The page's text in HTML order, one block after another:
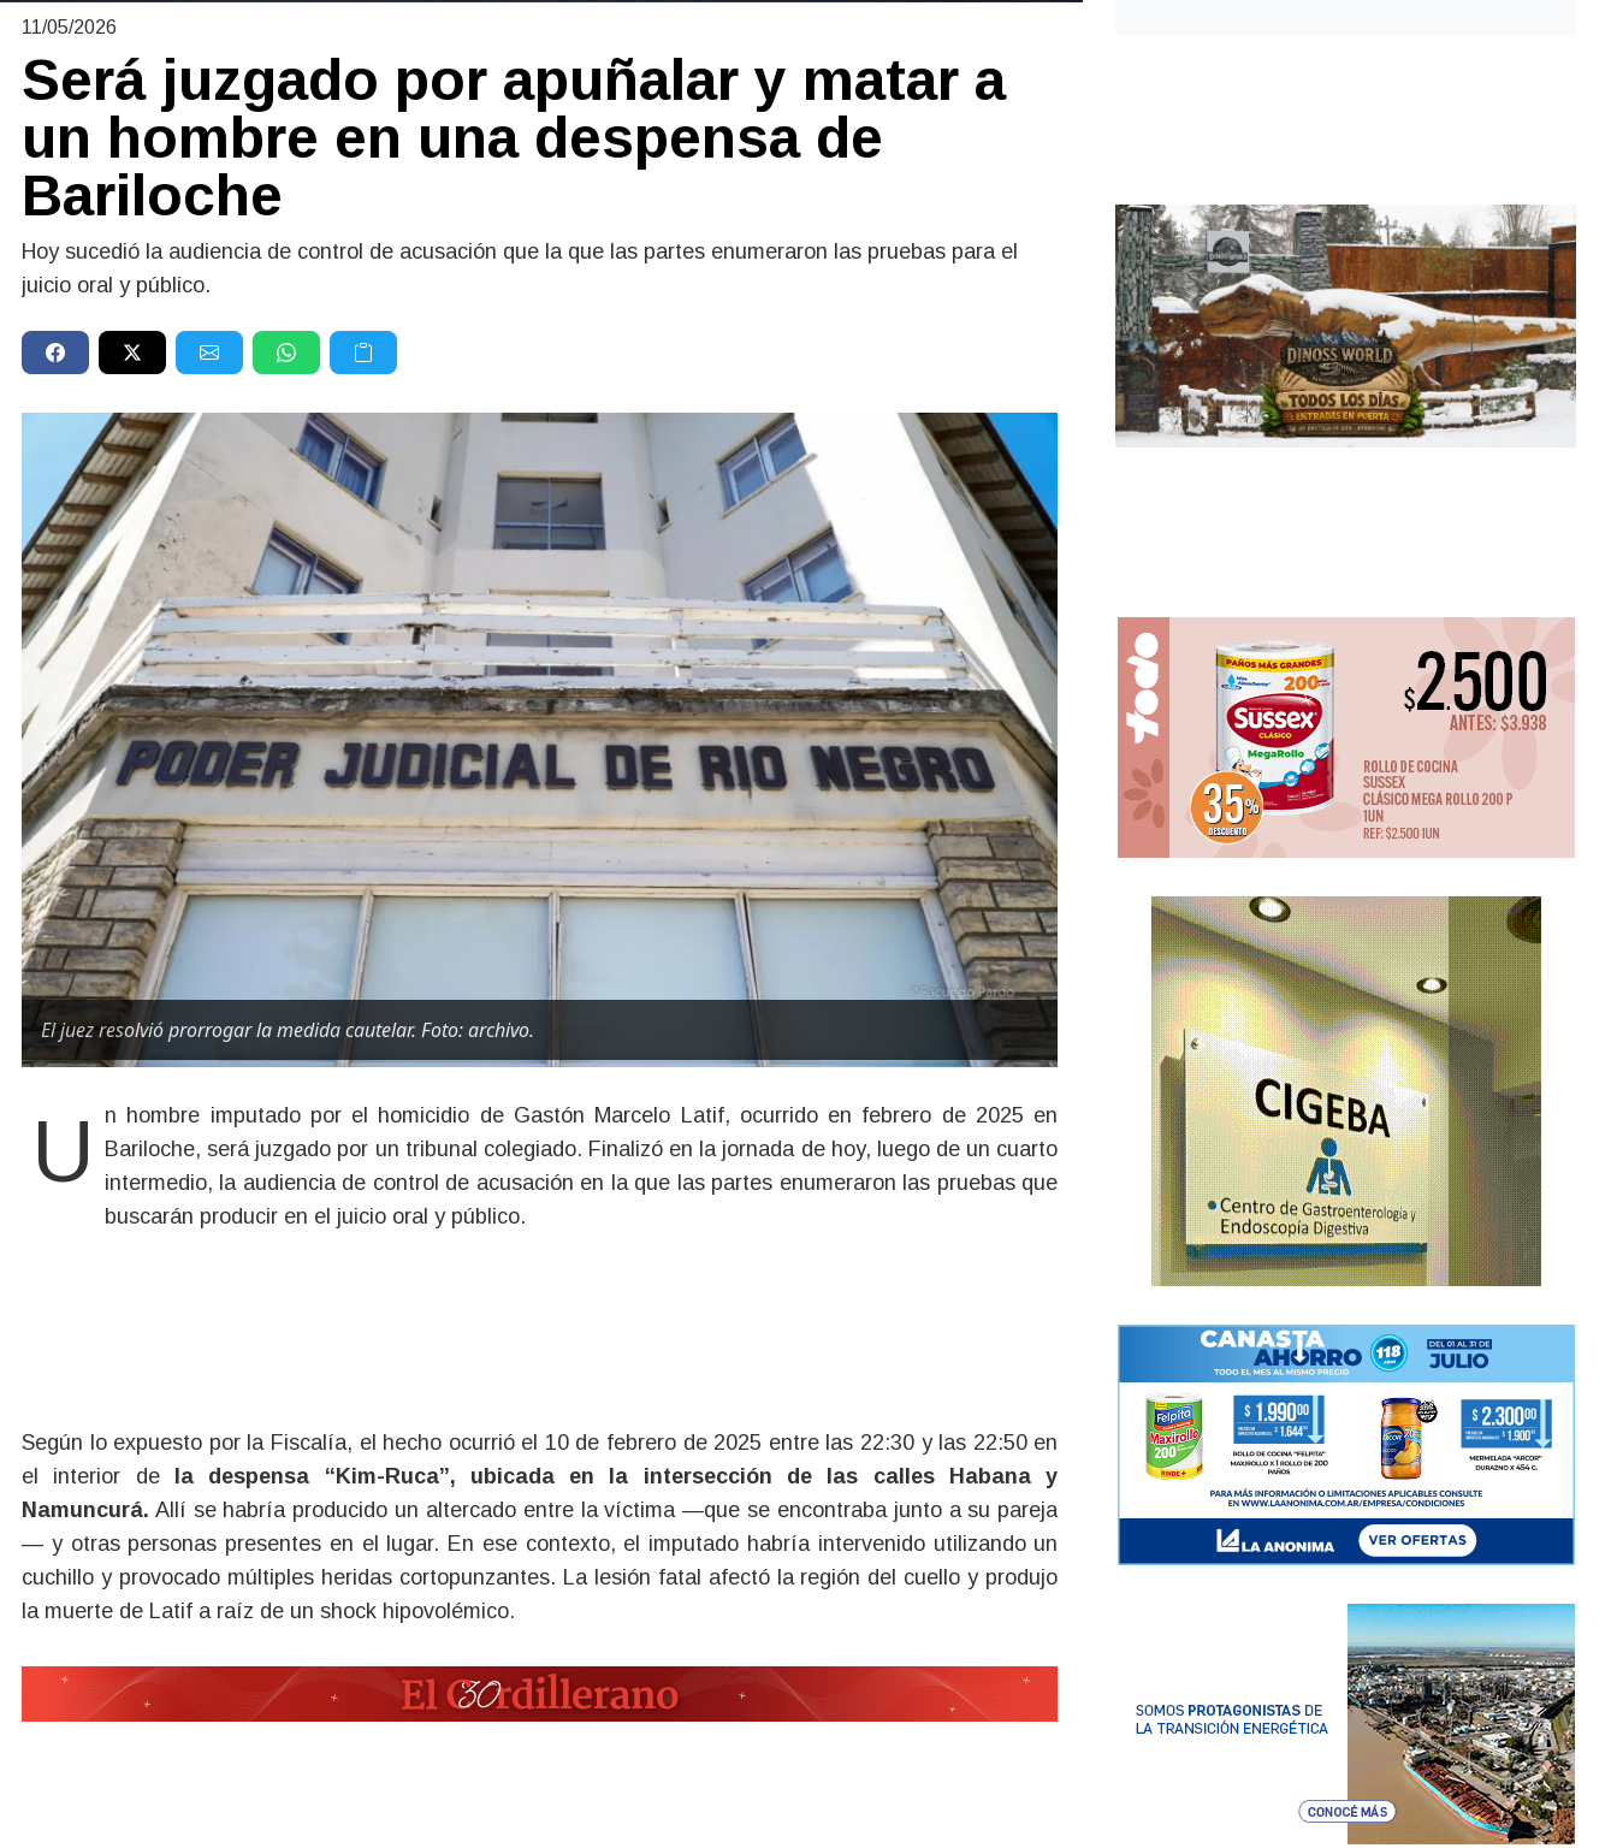
11/05/2026
Será juzgado por apuñalar y matar a
un hombre en una despensa de
Bariloche
Hoy sucedió la audiencia de control de acusación que la que las partes enumeraron las pruebas para el
juicio oral y público.
El juez resolvió prorrogar la medida cautelar. Foto: archivo.
Un hombre imputado por el homicidio de Gastón Marcelo Latif, ocurrido en febrero de 2025 en
Bariloche, será juzgado por un tribunal colegiado. Finalizó en la jornada de hoy, luego de un cuarto
intermedio, la audiencia de control de acusación en la que las partes enumeraron las pruebas que
buscarán producir en el juicio oral y público.
Según lo expuesto por la Fiscalía, el hecho ocurrió el 10 de febrero de 2025 entre las 22:30 y las 22:50 en
el interior de la despensa “Kim-Ruca”, ubicada en la intersección de las calles Habana y
Namuncurá. Allí se habría producido un altercado entre la víctima —que se encontraba junto a su pareja
— y otras personas presentes en el lugar. En ese contexto, el imputado habría intervenido utilizando un
cuchillo y provocado múltiples heridas cortopunzantes. La lesión fatal afectó la región del cuello y produjo
la muerte de Latif a raíz de un shock hipovolémico.